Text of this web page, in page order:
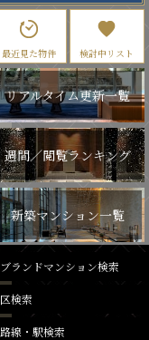
最近見た物件 検討中リスト
リアルタイム更新一覧
週間／閲覧ランキング
新築マンション一覧
ブランドマンション検索
区検索
路線・駅検索